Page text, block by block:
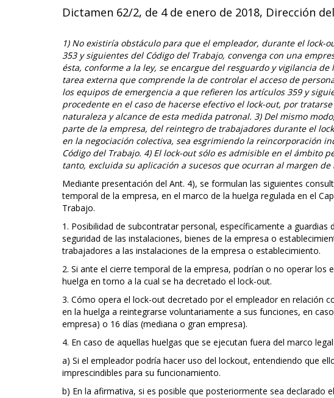
Dictamen 62/2, de 4 de enero de 2018, Dirección
1) No existiría obstáculo para que el empleador, durante el lock-
353 y siguientes del Código del Trabajo, convenga con una
ésta, conforme a la ley, se encargue del resguardo y vigilancia
tarea externa que comprende la de controlar el acceso de
los equipos de emergencia a que refieren los artículos 359 y
procedente en el caso de hacerse efectivo el lock-out, por
naturaleza y alcance de esta medida patronal. 3) Del mismo
parte de la empresa, del reintegro de trabajadores durante el
en la negociación colectiva, sea esgrimiendo la reincorporación
Código del Trabajo. 4) El lock-out sólo es admisible en el ámbito
tanto, excluida su aplicación a sucesos que ocurran al margen
Mediante presentación del Ant. 4), se formulan las siguientes
temporal de la empresa, en el marco de la huelga regulada en el
Trabajo.
1. Posibilidad de subcontratar personal, específicamente a guardias
seguridad de las instalaciones, bienes de la empresa o
trabajadores a las instalaciones de la empresa o establecimiento.
2. Si ante el cierre temporal de la empresa, podrían o no operar los
huelga en torno a la cual se ha decretado el lock-out.
3. Cómo opera el lock-out decretado por el empleador en relación
en la huelga a reintegrarse voluntariamente a sus funciones, en
empresa) o 16 días (mediana o gran empresa).
4. En caso de aquellas huelgas que se ejecutan fuera del marco
a) Si el empleador podría hacer uso del lockout, entendiendo que
imprescindibles para su funcionamiento.
b) En la afirmativa, si es posible que posteriormente sea declarado